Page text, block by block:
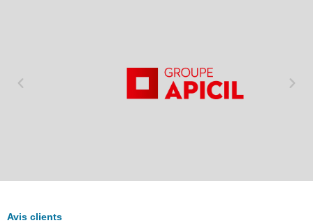
Avis clients